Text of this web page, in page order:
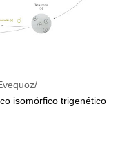
isomórfico trigenético